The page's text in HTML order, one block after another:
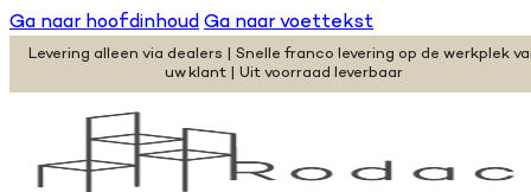
Ga naar hoofdinhoudGa naar voettekst
Levering alleen via dealers | Snelle franco levering op de werkplek
uw klant | Uit voorraad leverbaar